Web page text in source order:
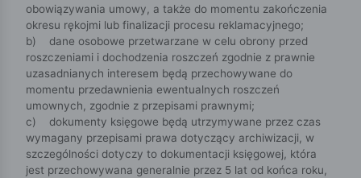
obowiązywania umowy, a także do momentu zakończenia
okresu rękojmi lub finalizacji procesu reklamacyjnego;
b) dane osobowe przetwarzane w celu obrony przed
roszczeniami i dochodzenia roszczeń zgodnie z prawnie
uzasadnianych interesem będą przechowywane do
momentu przedawnienia ewentualnych roszczeń
umownych, zgodnie z przepisami prawnymi;
c) dokumenty księgowe będą utrzymywane przez czas
wymagany przepisami prawa dotyczący archiwizacji, w
szczególności dotyczy to dokumentacji księgowej, która
jest przechowywana generalnie przez 5 lat od końca roku,